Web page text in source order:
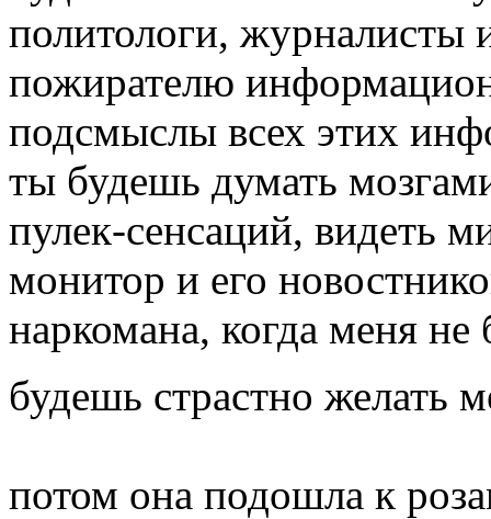
политологи, журналисты
пожирателю
подсмыслы всех этих
ты будешь думать
пулек-сенсаций, видеть
монитор и его
наркомана, когда меня не
будешь страстно желать
потом она подошла к